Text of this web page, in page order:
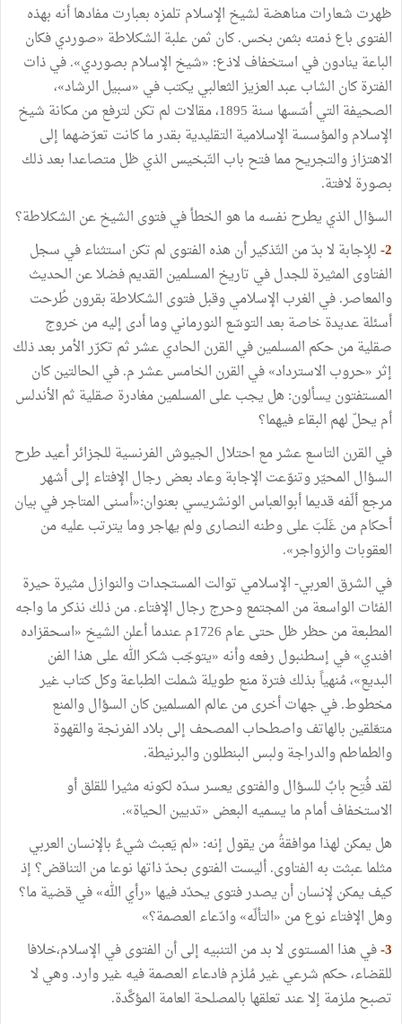
ظهرت شعاراتمناهضة لشيخ الإسلام تلمزه بعبارتمفادهاأنه بهذه
الفتوى باعذمته بثمن بخس.كان ثمنعلبة الشكلاطة «صورديفكان
الباعة ينادونفي استخفاف لاذع:
«شيخ الإسلام بصوردي»
.فيذات
الفترةكان الشابعبدالعزيزالثعالبي يكتبفي «سبيل الرشاد»،
الصحيفة التيأسّسها سنة 1895، مقالات لم تكن لترفعمنمكانة شيخ
الإسلاموالمؤسسة الإسلامية التقليدية بقدرماكانت تعرّضهما إلى
الاهتزازوالتجريحممافتح باب التّبخيس الذي ظلمتصاعدا بعدذلك
بصورة لافتة.
السؤال الذي يطرح نفسهما هوالخطأفيفتوى الشيخعن الشكلاطة؟
2- للإجابة لابدّمن التّذكيرأن هذه الفتوى لم تكن استثناءفي سجل
الفتاوى المثيرة للجدلفي تاريخ المسلمين القديمفضلاعن الحديث
والمعاصر.في الغرب الإسلاميوقبلفتوى الشكلاطة بقرون طُرحت
أسئلةعديدةخاصة بعدالتوسّع النورمانيوماأدى إليهمنخروج
صقليةمنحكم المسلمينفي القرن الحاديعشرثم تكرّرالأمربعدذلك
إثر«حروب الاسترداد»في القرن الخامسعشرم.في الحالتينكان
المستفتون يسألون: هل يجبعلى المسلمينمغادرة صقلية ثم الأندلس
أم يحلّ لهم البقاءفيهما؟
في القرن التاسععشرمع احتلال الجيوش الفرنسية للجزائرأعيدطرح
السؤال المحيّروتنوّعت الإجابةوعادبعض رجال الإفتاء إلىأشهر
مرجعألّفهقديماأبوالعباس الونشريسي بعنوان:
«أسنى المتاجرفي بيان
أحكاممنغَلَبَعلىوطنه النصارىولم يهاجروما يترتبعليهمن
العقوباتوالزواجر»
.
في الشرق العربي-الإسلامي توالت المستجداتوالنوازلمثيرةحيرة
الفئات الواسعةمن المجتمعوحرج رجال الإفتاء.منذلك نذكرماواجه
المطبعةمنحظرظلحتىعام 1726م عندماأعلن الشيخ «اسحقزاده
افندي»في إسطنبول رفعهوأنه «يتوجّب شكراللهعلى هذا الفن
البديع»،مُنهياًبذلكفترةمنع طويلة شملت الطباعةوكلكتابغير
مخطوط.فيجهاتأخرىمنعالم المسلمينكان السؤالوالمنع
متعّلقين بالهاتفواصطحاب المصحف إلى بلادالفرنجةوالقهوة
والطماطموالدراجةولبس البنطلونوالبرنيطة.
لقدفُتِح بابٌ للسؤالوالفتوى يعسرسدّه لكونهمثيرا للقلقأو
الاستخفافأمامما يسميه البعض «تديين الحياة»
.
هل يمكن لهذاموافقةُمن يقول إنه:
«لم يَعبث شيءٌ بالإنسان العربي
مثلماعبثت به الفتاوى.أليست الفتوى بحدّذاتها نوعامن التناقض؟ إذ
كيف يمكن لإنسانأن يصدرفتوى يحدّدفيها «رأي الله»فيقضيةما؟
وهل الإفتاء نوعمن «التألّه»وادّعاء العصمة؟»
3- في هذا المستوى لابدمن التنبيه إلىأن الفتوىفي الإسلام،خلافا
للقضاء،حكم شرعيغيرمُلزمفادعاء العصمةفيهغيروارد.وهي لا
تصبحملزمة إلاعندتعلقها بالمصلحة العامة المؤكَّدة.